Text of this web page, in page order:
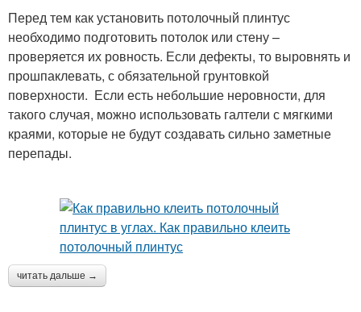
Перед тем как установить потолочный плинтус
необходимо подготовить потолок или стену –
проверяется их ровность. Если дефекты, то выровнять и
прошпаклевать, с обязательной грунтовкой
поверхности. Если есть небольшие неровности, для
такого случая, можно использовать галтели с мягкими
краями, которые не будут создавать сильно заметные
перепады.
читать дальше →